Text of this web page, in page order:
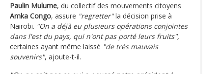
Paulin Mulume, du collectif des mouvements citoyens
Amka Congo, assure "regretter"la décision prise à
Nairobi. "On a déjà eu plusieurs opérations conjointes
dans l'est du pays, qui n'ont pas porté leurs fruits",
certaines ayant même laissé "de très mauvais
souvenirs", ajoute-t-il.